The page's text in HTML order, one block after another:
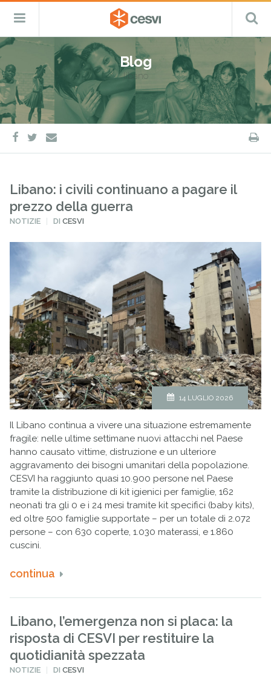
Salta
al
contenuto
CESVI
Fondazione
–
ETS
Cooperazione,
Emergenza
e
Sviluppo
Menu
Blog
libano
facebook
twitter
e-
mail
Libano: i civili continuano a pagare il
prezzo della guerra
PUBBLICATO
NOTIZIE DICESVI
14 LUGLIO 2026
Il Libano continua a vivere una situazione estremamente
fragile: nelle ultime settimane nuovi attacchi nel Paese
hanno causato vittime, distruzione e un ulteriore
aggravamento dei bisogni umanitari della popolazione.
CESVI ha raggiunto quasi 10.900 persone nel Paese
tramite la distribuzione di kit igienici per famiglie, 162
neonati tra gli 0 e i 24 mesi tramite kit specifici (baby kits),
ed oltre 500 famiglie supportate – per un totale di 2.072
persone – con 630 coperte, 1.030 materassi, e 1.860
cuscini.
continua
Libano, l’emergenza non si placa: la
risposta di CESVI per restituire la
quotidianità spezzata
PUBBLICATO
NOTIZIE DICESVI